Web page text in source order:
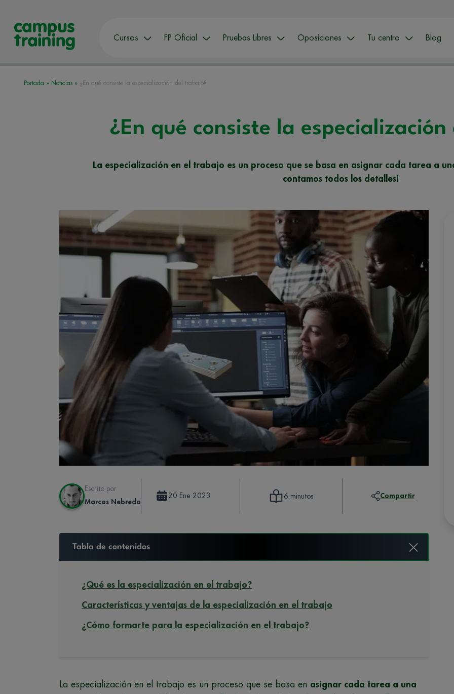
Cursos FP Oficial Pruebas Libres Oposiciones Tu centro Blog
Portada » Noticias » ¿En qué consiste la especialización del trabajo?
¿En qué consiste la
La especialización en el trabajo es un proceso que se basa en asignar cada tarea a
contamos todos los detalles!
Escrito por
Marcos Nebreda
20 Ene 2023 6 minutos Compartir
Tabla de contenidos
¿Qué es la especialización en el trabajo?
Características y ventajas de la especialización en el trabajo
¿Cómo formarte para la especialización en el trabajo?
La especialización en el trabajo es un proceso que se basa en asignar cada tarea a una